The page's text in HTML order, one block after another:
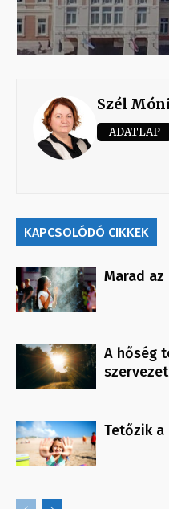
Szél
ADATLAP
KAPCSOLÓDÓ CIKKEK
Marad
A hőség
Tetőzik a